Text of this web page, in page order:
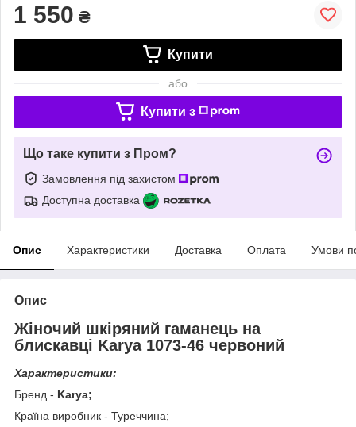
1 550 ₴
Купити
або
Купити з
Що таке купити з Пром?
Замовлення під захистом
Доступна доставка
Опис Характеристики Доставка Оплата Умови
Опис
Жіночий шкіряний гаманець на
блискавці Karya 1073-46 червоний
Характеристики:
Бренд - Karya;
Країна виробник - Туреччина;